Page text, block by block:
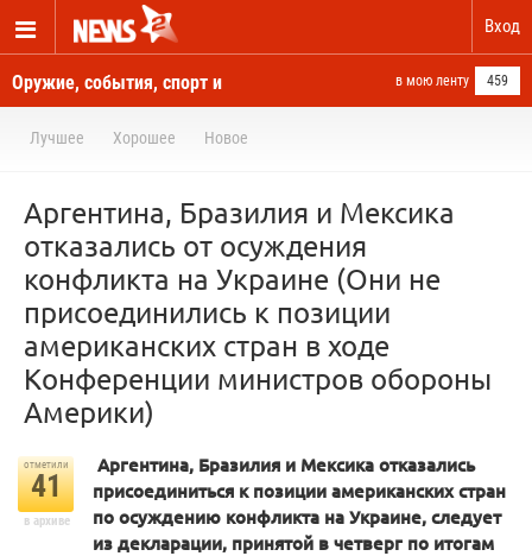
Вход
Оружие, события, спорт и
новости отовсюду
в мою ленту 459
Лучшее Хорошее Новое
Аргентина, Бразилия и Мексика
отказались от осуждения
конфликта на Украине (Они не
присоединились к позиции
американских стран в ходе
Конференции министров обороны
Америки)
отметили
41
в архиве
Аргентина, Бразилия и Мексика отказались
присоединиться к позиции американских стран
по осуждению конфликта на Украине, следует
из декларации, принятой в четверг по итогам